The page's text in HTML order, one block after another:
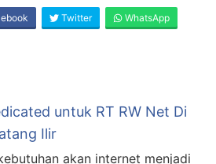
Twitter WhatsApp
untuk RT RW Net Di
Ilir
akan internet menjadi